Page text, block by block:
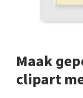
Maak
clipart